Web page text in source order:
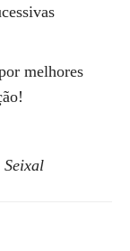
melhores
Seixal